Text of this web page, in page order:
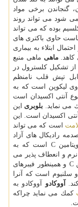
گنجاندن برخی مواد
می شود می تواند روند
بوده كه می تواند
حاوی باكتری های
ابتلاء به بیماری
ماهی ماهی منبع
جلوگیری از تشكیل كلسترول در
تپش قلب نامنظم
لیكوپن است كه به
آنتی اكسیدان است
بلوبری این
اكسیدان است. این
است كه می تواند
رادیكال های آزاد
میوه ای سرشار از ویتامین C است كه به
و انعطاف پذیر می
بروكلی منبع خوب ویتامین C و همینطور فیبرهای
سلنیوم است كه آنرا
آووكادو آووكادو به
كمك می نماید چراكه